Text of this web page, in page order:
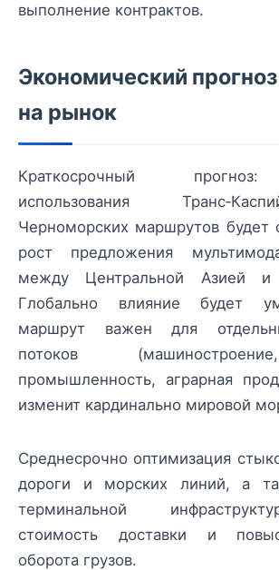
выполнение контрактов.
Экономический
на рынок
Краткосрочный
использования
Черноморских маршрутов будет
рост предложения
между Центральной Азией и
Глобально влияние будет
маршрут важен для
потоков
промышленность, аграрная
изменит кардинально мировой
Среднесрочно оптимизация
дороги и морских линий, а
терминальной
стоимость доставки и
оборота грузов.